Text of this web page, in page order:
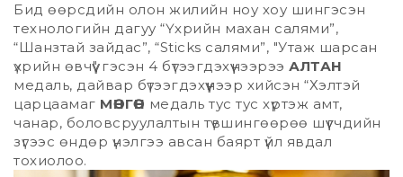
Бид өөрсдийн олон жилийн ноу хоу шингэсэн
технологийн дагуу “Үхрийн махан салями”,
“Шанзтай зайдас”, “Sticks салями”, "Утаж шарсан
үхрийн өвчүү" гэсэн 4 бүтээгдэхүүнээрээ АЛТАН
медаль, дайвар бүтээгдэхүүнээр хийсэн “Хэлтэй
царцаамаг МӨНГӨН медаль тус тус хүртэж амт,
чанар, боловсруулалтын түвшингөөрөө шүүгчдийн
зүгээс өндөр үнэлгээ авсан баярт үйл явдал
тохиолоо.